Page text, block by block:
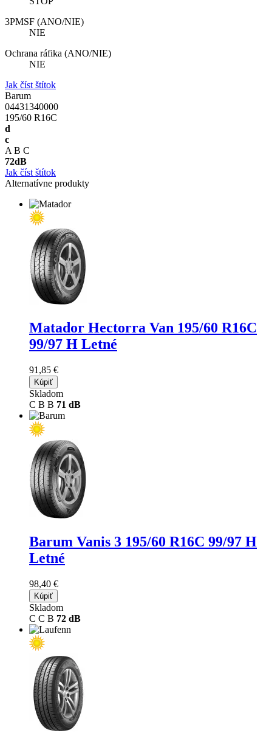
3PMSF (ANO/NIE)
NIE
Ochrana ráfika (ANO/NIE)
NIE
Jak číst štítok
Barum
04431340000
195/60 R16C
d
c
A B C
72dB
Jak číst štítok
Alternatívne produkty
Matador Hectorra Van 195/60 R16C
99/97 H Letné
91,85 €
Kúpiť
Skladom
C B B 71 dB
Barum Vanis 3 195/60 R16C 99/97 H
Letné
98,40 €
Kúpiť
Skladom
C C B 72 dB